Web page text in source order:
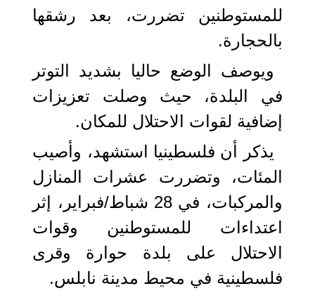
للمستوطنين تضررت، بعد رشقها
بالحجارة.
ويوصف الوضع حاليا بشديد التوتر
في البلدة، حيث وصلت تعزيزات
إضافية لقوات الاحتلال للمكان.
يذكر أن فلسطينيا استشهد، وأصيب
المئات، وتضررت عشرات المنازل
والمركبات، في 28 شباط/فبراير، إثر
اعتداءات للمستوطنين وقوات
الاحتلال على بلدة حوارة وقرى
فلسطينية في محيط مدينة نابلس.